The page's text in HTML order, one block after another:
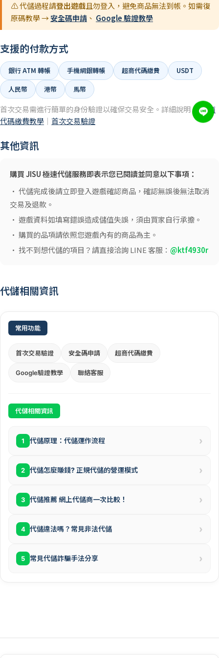
⚠️ 代儲過程請登出遊戲且勿登入，避免商品無法到帳。如需復
原碼教學 →安全碼申請 、 Google 驗證教學
支援的付款方式
銀行 ATM 轉帳 手機網銀轉帳 超商代碼繳費
USDT
人民幣
港幣 馬幣
首次交易需進行簡單的身份驗證以確保交易安全。詳細說明 →超商
代碼繳費教學 ｜ 首次交易驗證
其他資訊
購買 JISU 極速代儲服務即表示您已閱讀並同意以下事項：
• 代儲完成後請立即登入遊戲確認商品，確認無誤後無法取消
交易及退款。
• 遊戲資料如填寫錯誤造成儲值失誤，須由買家自行承擔。
• 購買的品項請依照您遊戲內有的商品為主。
• 找不到想代儲的項目？請直接洽詢 LINE 客服： @ktf4930r
代儲相關資訊
常用功能
首次交易驗證 安全碼申請 超商代碼繳費
Google驗證教學 聯絡客服
代儲相關資訊
1 代儲原理：代儲運作流程 ›
2 代儲怎麼賺錢? 正規代儲的營運模式 ›
3 代儲推薦 網上代儲商一次比較！ ›
4 代儲違法嗎？常見非法代儲 ›
5 常見代儲詐騙手法分享 ›